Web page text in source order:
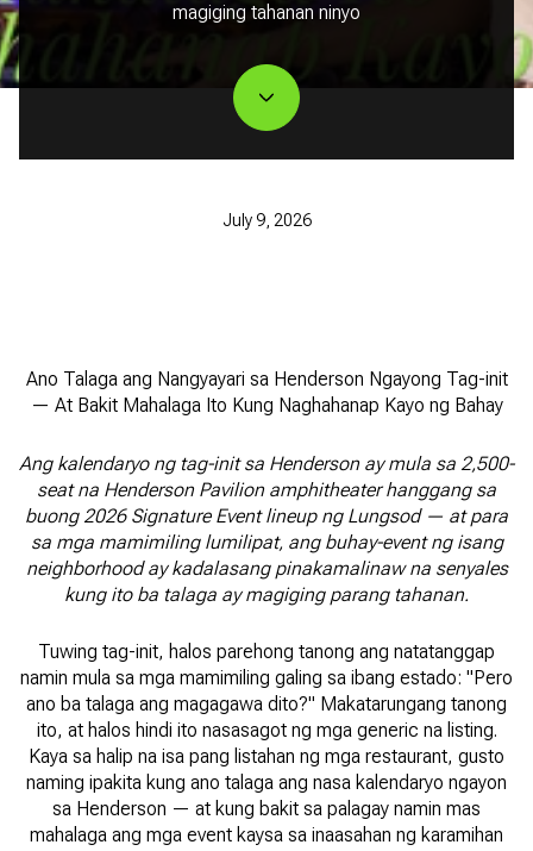
magiging tahanan ninyo
July 9, 2026
Ano Talaga ang Nangyayari sa Henderson Ngayong Tag-init
— At Bakit Mahalaga Ito Kung Naghahanap Kayo ng Bahay
Ang kalendaryo ng tag-init sa Henderson ay mula sa 2,500-
seat na Henderson Pavilion amphitheater hanggang sa
buong 2026 Signature Event lineup ng Lungsod — at para
sa mga mamimiling lumilipat, ang buhay-event ng isang
neighborhood ay kadalasang pinakamalinaw na senyales
kung ito ba talaga ay magiging parang tahanan.
Tuwing tag-init, halos parehong tanong ang natatanggap
namin mula sa mga mamimiling galing sa ibang estado: "Pero
ano ba talaga ang magagawa dito?" Makatarungang tanong
ito, at halos hindi ito nasasagot ng mga generic na listing.
Kaya sa halip na isa pang listahan ng mga restaurant, gusto
naming ipakita kung ano talaga ang nasa kalendaryo ngayon
sa Henderson — at kung bakit sa palagay namin mas
mahalaga ang mga event kaysa sa inaasahan ng karamihan